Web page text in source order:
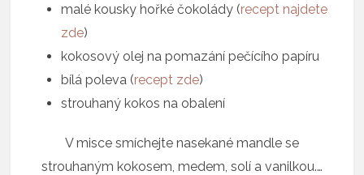
malé kousky hořké čokolády (recept najdete
zde)
kokosový olej na pomazání pečícího papíru
bílá poleva (recept zde)
strouhaný kokos na obalení
V misce smíchejte nasekané mandle se
strouhaným kokosem, medem, solí a vanilkou.…